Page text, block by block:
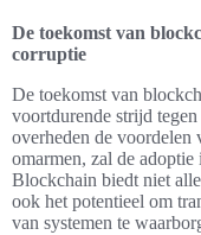
De toekomst van
corruptie
De toekomst van
voortdurende strijd
overheden de voordelen
omarmen, zal de adoptie
Blockchain biedt niet
ook het potentieel om
van systemen te